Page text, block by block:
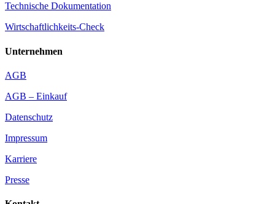
Technische Dokumentation
Wirtschaftlichkeits-Check
Unternehmen
AGB
AGB – Einkauf
Datenschutz
Impressum
Karriere
Presse